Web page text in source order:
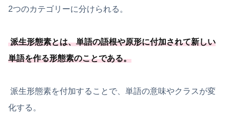
2つのカテゴリーに分けられる。
派生形態素とは、単語の語根や原形に付加されて新しい
単語を作る形態素のことである。
派生形態素を付加することで、単語の意味やクラスが変
化する。